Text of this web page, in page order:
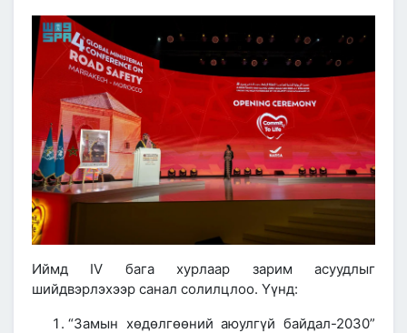
Иймд IV бага хурлаар зарим асуудлыг
шийдвэрлэхээр санал солилцлоо. Үүнд:
“Замын хөдөлгөөний аюулгүй байдал-2030”